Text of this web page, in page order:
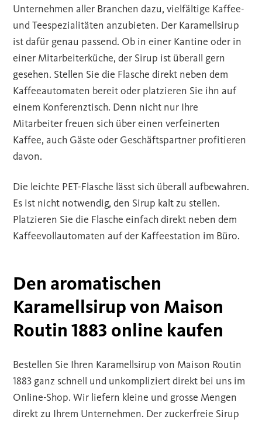
Unternehmen aller Branchen dazu, vielfältige Kaffee-
und Teespezialitäten anzubieten. Der Karamellsirup
ist dafür genau passend. Ob in einer Kantine oder in
einer Mitarbeiterküche, der Sirup ist überall gern
gesehen. Stellen Sie die Flasche direkt neben dem
Kaffeeautomaten bereit oder platzieren Sie ihn auf
einem Konferenztisch. Denn nicht nur Ihre
Mitarbeiter freuen sich über einen verfeinerten
Kaffee, auch Gäste oder Geschäftspartner profitieren
davon.
Die leichte PET-Flasche lässt sich überall aufbewahren.
Es ist nicht notwendig, den Sirup kalt zu stellen.
Platzieren Sie die Flasche einfach direkt neben dem
Kaffeevollautomaten auf der Kaffeestation im Büro.
Den aromatischen
Karamellsirup von Maison
Routin 1883 online kaufen
Bestellen Sie Ihren Karamellsirup von Maison Routin
1883 ganz schnell und unkompliziert direkt bei uns im
Online-Shop. Wir liefern kleine und grosse Mengen
direkt zu Ihrem Unternehmen. Der zuckerfreie Sirup